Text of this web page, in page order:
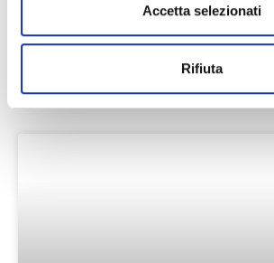
Accetta selezionati
Rifiuta
LEGGI TUTTO »